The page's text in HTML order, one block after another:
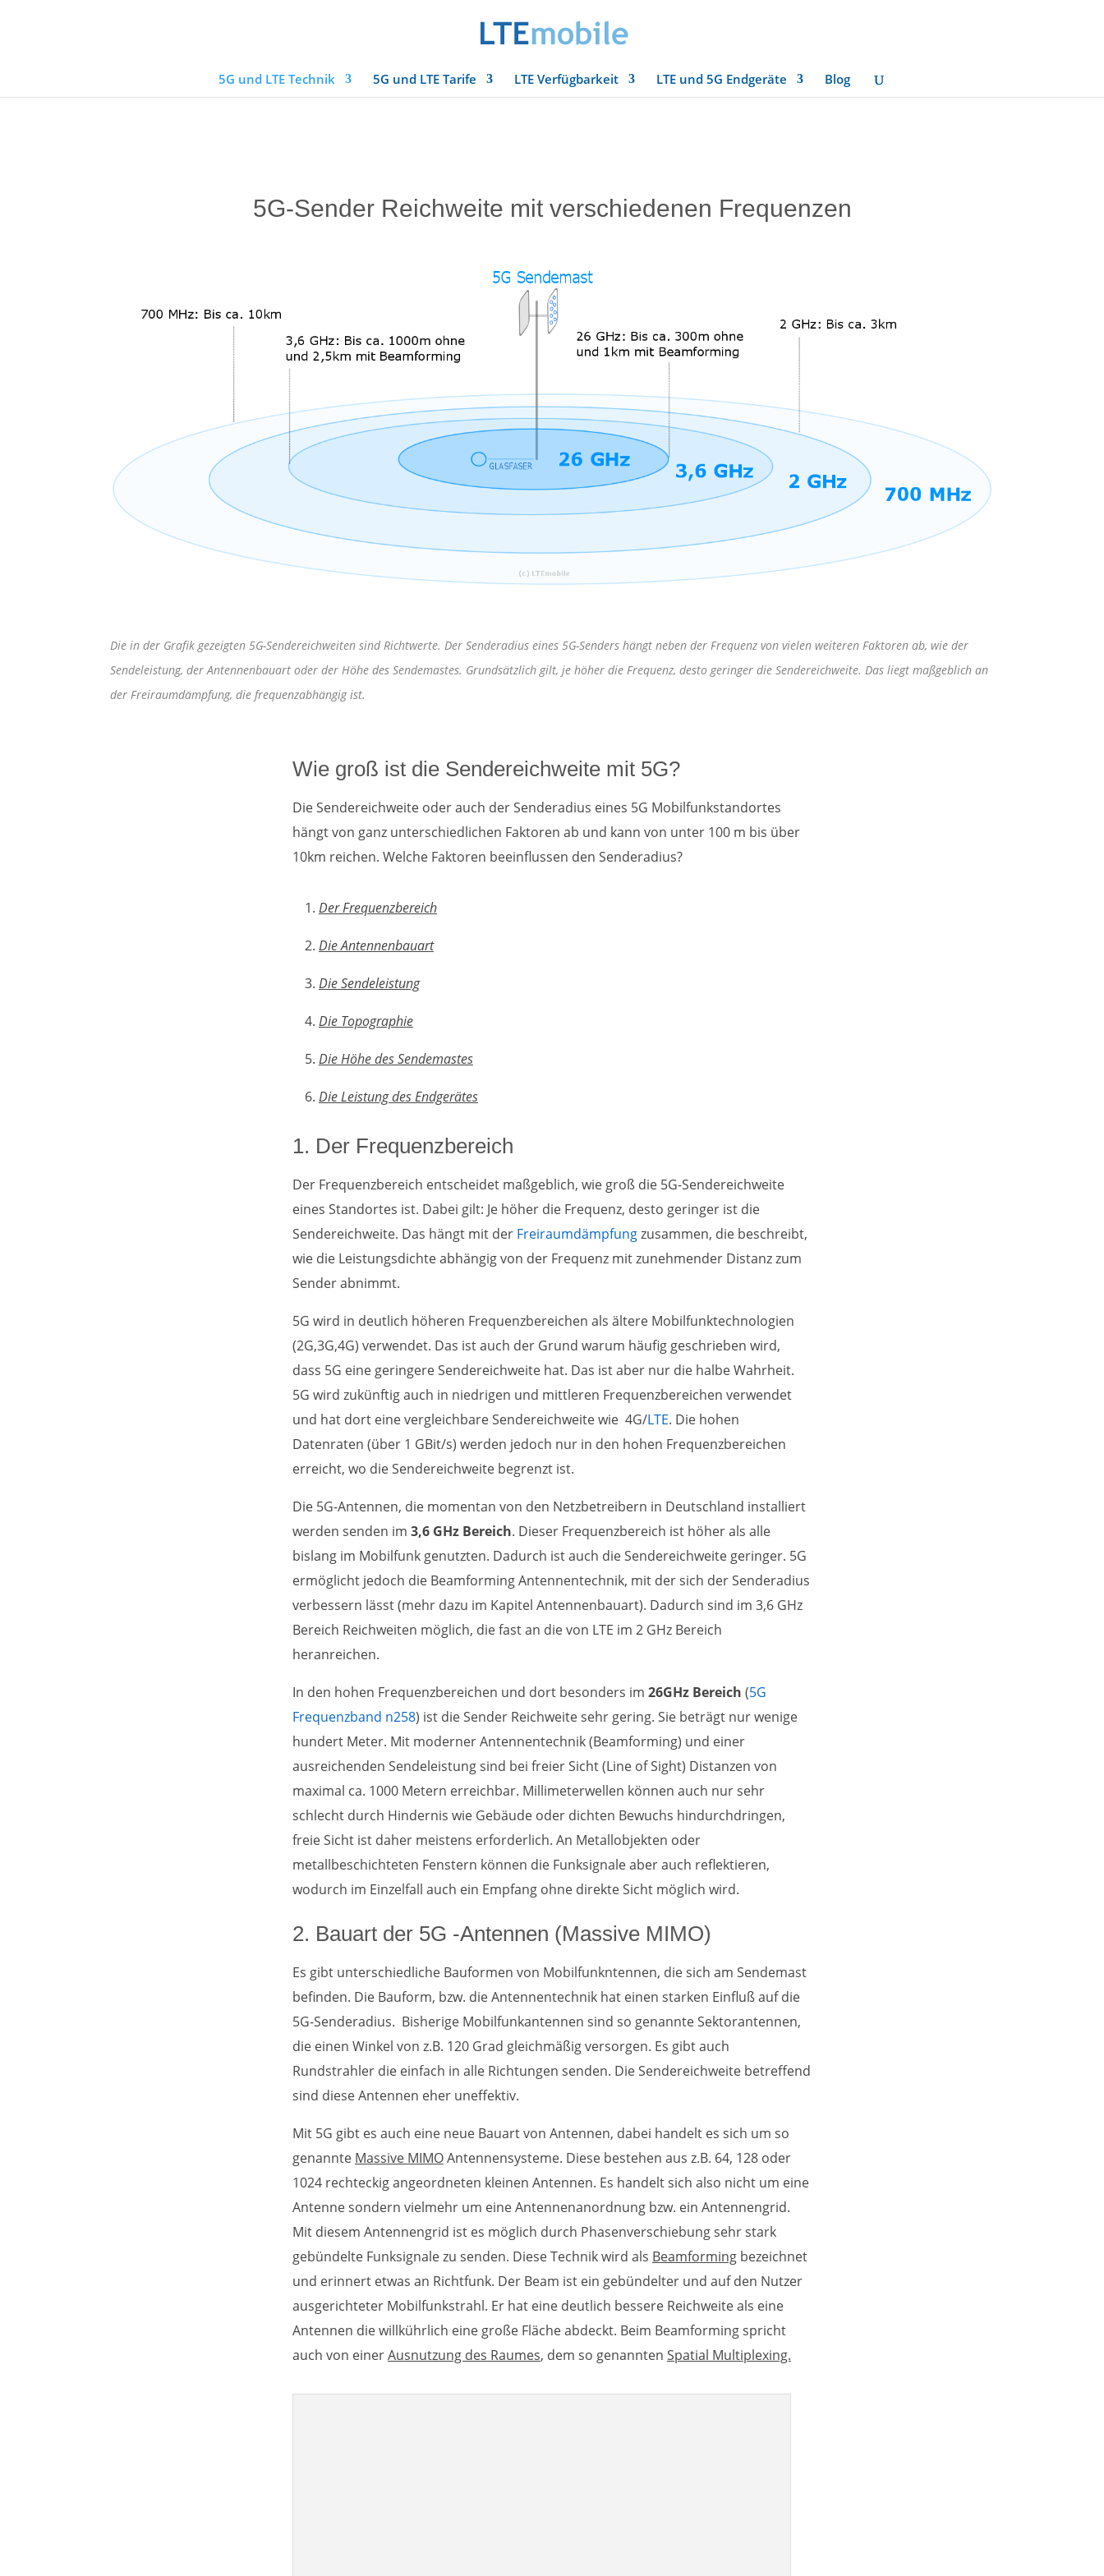
5G und LTE Technik 5G und LTE Tarife LTE Verfügbarkeit LTE und 5G Endgeräte Blog
5G-Sender Reichweite mit verschiedenen Frequenzen
Die in der Grafik gezeigten 5G-Sendereichweiten sind Richtwerte. Der Senderadius eines 5G-Senders hängt neben der Frequenz von vielen weiteren Faktoren ab, wie der
Sendeleistung, der Antennenbauart oder der Höhe des Sendemastes. Grundsätzlich gilt, je höher die Frequenz, desto geringer die Sendereichweite. Das liegt maßgeblich an
der Freiraumdämpfung, die frequenzabhängig ist.
Wie groß ist die Sendereichweite mit 5G?
Die Sendereichweite oder auch der Senderadius eines 5G Mobilfunkstandortes
hängt von ganz unterschiedlichen Faktoren ab und kann von unter 100 m bis über
10km reichen. Welche Faktoren beeinflussen den Senderadius?
Der Frequenzbereich
Die Antennenbauart
Die Sendeleistung
Die Topographie
Die Höhe des Sendemastes
Die Leistung des Endgerätes
1. Der Frequenzbereich
Der Frequenzbereich entscheidet maßgeblich, wie groß die 5G-Sendereichweite
eines Standortes ist. Dabei gilt: Je höher die Frequenz, desto geringer ist die
Sendereichweite. Das hängt mit der Freiraumdämpfungzusammen, die beschreibt,
wie die Leistungsdichte abhängig von der Frequenz mit zunehmender Distanz zum
Sender abnimmt.
5G wird in deutlich höheren Frequenzbereichen als ältere Mobilfunktechnologien
(2G,3G,4G) verwendet. Das ist auch der Grund warum häufig geschrieben wird,
dass 5G eine geringere Sendereichweite hat. Das ist aber nur die halbe Wahrheit.
5G wird zukünftig auch in niedrigen und mittleren Frequenzbereichen verwendet
und hat dort eine vergleichbare Sendereichweite wie 4G/LTE. Die hohen
Datenraten (über 1 GBit/s) werden jedoch nur in den hohen Frequenzbereichen
erreicht, wo die Sendereichweite begrenzt ist.
Die 5G-Antennen, die momentan von den Netzbetreibern in Deutschland installiert
werden senden im 3,6 GHz Bereich. Dieser Frequenzbereich ist höher als alle
bislang im Mobilfunk genutzten. Dadurch ist auch die Sendereichweite geringer. 5G
ermöglicht jedoch die Beamforming Antennentechnik, mit der sich der Senderadius
verbessern lässt (mehr dazu im Kapitel Antennenbauart). Dadurch sind im 3,6 GHz
Bereich Reichweiten möglich, die fast an die von LTE im 2 GHz Bereich
heranreichen.
In den hohen Frequenzbereichen und dort besonders im 26GHz Bereich (5G
Frequenzband n258) ist die Sender Reichweite sehr gering. Sie beträgt nur wenige
hundert Meter. Mit moderner Antennentechnik (Beamforming) und einer
ausreichenden Sendeleistung sind bei freier Sicht (Line of Sight) Distanzen von
maximal ca. 1000 Metern erreichbar. Millimeterwellen können auch nur sehr
schlecht durch Hindernis wie Gebäude oder dichten Bewuchs hindurchdringen,
freie Sicht ist daher meistens erforderlich. An Metallobjekten oder
metallbeschichteten Fenstern können die Funksignale aber auch reflektieren,
wodurch im Einzelfall auch ein Empfang ohne direkte Sicht möglich wird.
2. Bauart der 5G -Antennen (Massive MIMO)
Es gibt unterschiedliche Bauformen von Mobilfunkntennen, die sich am Sendemast
befinden. Die Bauform, bzw. die Antennentechnik hat einen starken Einfluß auf die
5G-Senderadius. Bisherige Mobilfunkantennen sind so genannte Sektorantennen,
die einen Winkel von z.B. 120 Grad gleichmäßig versorgen. Es gibt auch
Rundstrahler die einfach in alle Richtungen senden. Die Sendereichweite betreffend
sind diese Antennen eher uneffektiv.
Mit 5G gibt es auch eine neue Bauart von Antennen, dabei handelt es sich um so
genannte Massive MIMOAntennensysteme. Diese bestehen aus z.B. 64, 128 oder
1024 rechteckig angeordneten kleinen Antennen. Es handelt sich also nicht um eine
Antenne sondern vielmehr um eine Antennenanordnung bzw. ein Antennengrid.
Mit diesem Antennengrid ist es möglich durch Phasenverschiebung sehr stark
gebündelte Funksignale zu senden. Diese Technik wird als Beamformingbezeichnet
und erinnert etwas an Richtfunk. Der Beam ist ein gebündelter und auf den Nutzer
ausgerichteter Mobilfunkstrahl. Er hat eine deutlich bessere Reichweite als eine
Antennen die willkührlich eine große Fläche abdeckt. Beim Beamforming spricht
auch von einerAusnutzung des Raumes, dem so genannten Spatial Multiplexing.